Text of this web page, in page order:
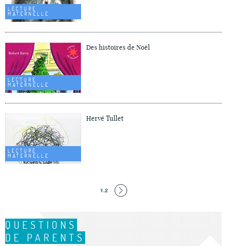
LECTURE
MATERNELLE
LECTURE
MATERNELLE
Des histoires de Noël
LECTURE
MATERNELLE
Hervé Tullet
1.2
QUESTIONS
DE PARENTS